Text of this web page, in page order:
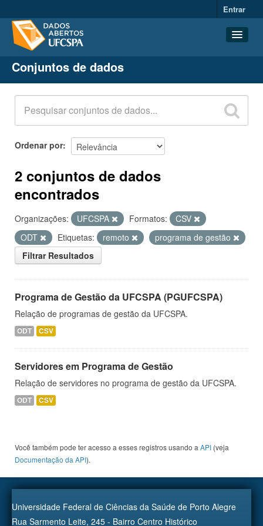
Entrar
Conjuntos de dados
Organizações
Grupos
Sobre
Conjuntos de dados
Ordenar por
2 conjuntos de dados
encontrados
Organizações: UFCSPA Formatos:
CSV
ODT
Etiquetas: remoto
programa de gestão
Filtrar Resultados
Programa de Gestão da UFCSPA (PGUFCSPA)
Relação de programas de gestão da UFCSPA.
ODT CSV
Servidores em Programa de Gestão
Relação de servidores no programa de gestão da UFCSPA.
ODT CSV
Você também pode ter acesso a esses registros usando a API (veja
Documentação da API).
Universidade Federal de Ciências da Saúde de Porto Alegre
Rua Sarmento Leite, 245 - Bairro Centro Histórico